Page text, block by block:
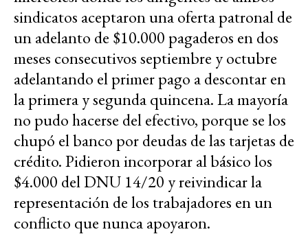
sindicatos aceptaron una oferta patronal de
un adelanto de $10.000 pagaderos en dos
meses consecutivos septiembre y octubre
adelantando el primer pago a descontar en
la primera y segunda quincena. La mayoría
no pudo hacerse del efectivo, porque se los
chupó el banco por deudas de las tarjetas de
crédito. Pidieron incorporar al básico los
$4.000 del DNU 14/20 y reivindicar la
representación de los trabajadores en un
conflicto que nunca apoyaron.